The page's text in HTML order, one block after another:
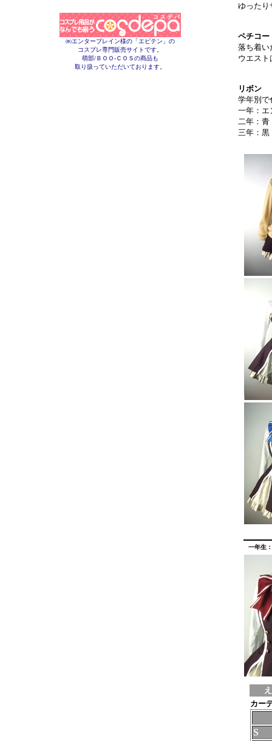
㈱エンターブレイン様の「エビテン」の
コスプレ専門販売サイトです。
萌部/ＢＯＯ-ＣＯＳの商品も
取り扱っていただいております。
ゆったり
ペチコー
落ち着い
ウエス
リボン
学年別で
一年：エ
二年：青
三年：黒
一年生
カー
S